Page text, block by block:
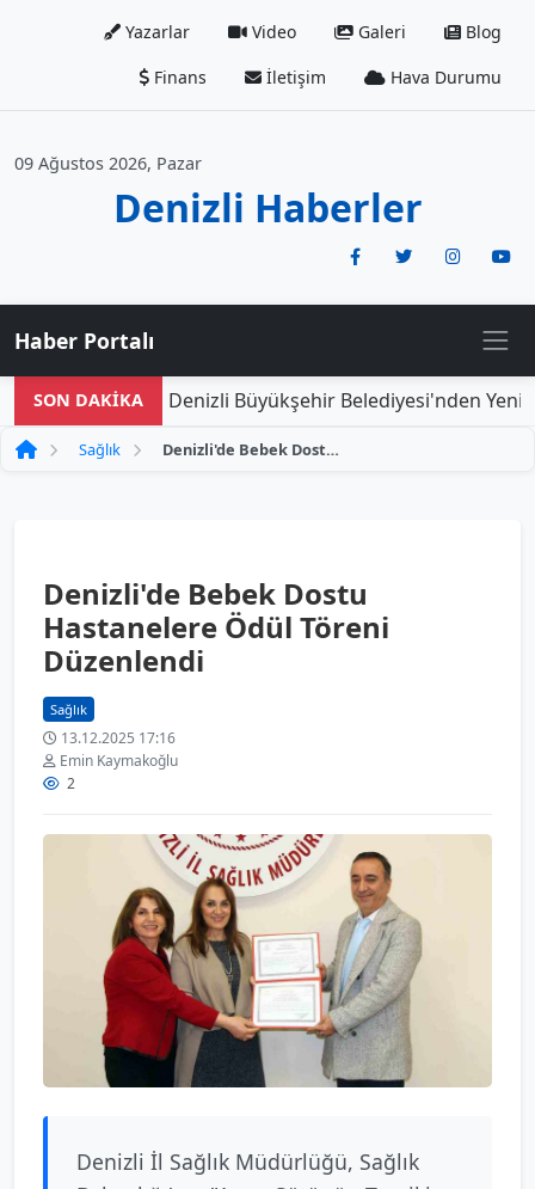
Yazarlar Video Galeri
Blog
Finans
İletişim Hava Durumu
09 Ağustos 2026, Pazar
Denizli Haberler
Haber Portalı
SON DAKİKA Denizli Büyükşehir Belediyesi'nden Yeni
Sağlık Denizli'de Bebek Dostu Hastanelere Ödül Töreni Düzenlendi
Denizli'de Bebek Dostu
Hastanelere Ödül Töreni
Düzenlendi
Sağlık
13.12.2025 17:16
Emin Kaymakoğlu
2
Denizli İl Sağlık Müdürlüğü, Sağlık